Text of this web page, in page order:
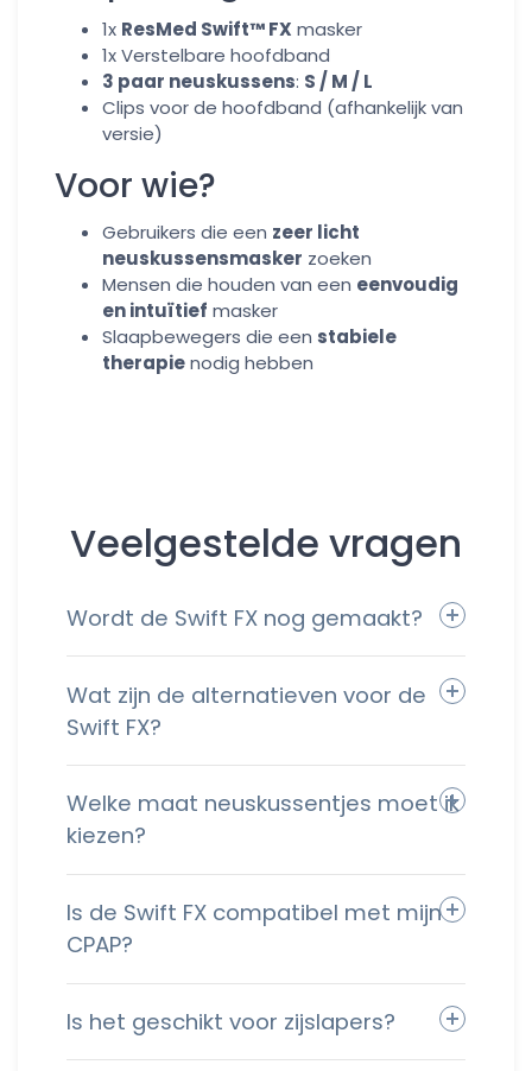
1x ResMed Swift™ FX masker
1x Verstelbare hoofdband
3 paar neuskussens: S / M / L
Clips voor de hoofdband (afhankelijk van
versie)
Voor wie?
Gebruikers die een zeer licht
neuskussensmasker zoeken
Mensen die houden van een eenvoudig
en intuïtief masker
Slaapbewegers die een stabiele
therapienodig hebben
Veelgestelde vragen
Wordt de Swift FX nog gemaakt?
Wat zijn de alternatieven voor de
Swift FX?
Welke maat neuskussentjes moet ik
kiezen?
Is de Swift FX compatibel met mijn
CPAP?
Is het geschikt voor zijslapers?